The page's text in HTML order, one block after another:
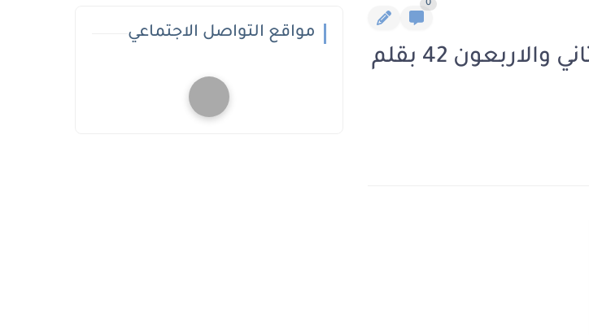
0
رواية رحماء بينهم (كمثل الأترجة) الفصل الثاني والاربعون 42 بقلم
مواقع التواصل الاجتماعي